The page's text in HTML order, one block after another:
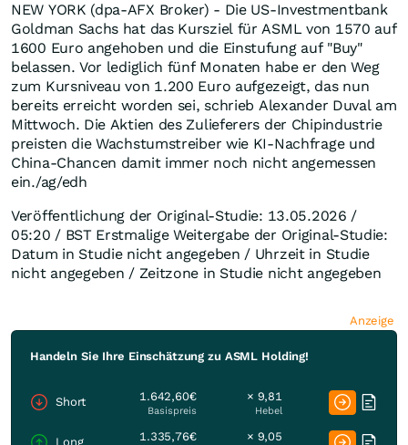
NEW YORK (dpa-AFX Broker) - Die US-Investmentbank
Goldman Sachs hat das Kursziel für ASML von 1570 auf
1600 Euro angehoben und die Einstufung auf "Buy"
belassen. Vor lediglich fünf Monaten habe er den Weg
zum Kursniveau von 1.200 Euro aufgezeigt, das nun
bereits erreicht worden sei, schrieb Alexander Duval am
Mittwoch. Die Aktien des Zulieferers der Chipindustrie
preisten die Wachstumstreiber wie KI-Nachfrage und
China-Chancen damit immer noch nicht angemessen
ein./ag/edh
Veröffentlichung der Original-Studie: 13.05.2026 /
05:20 / BST Erstmalige Weitergabe der Original-Studie:
Datum in Studie nicht angegeben / Uhrzeit in Studie
nicht angegeben / Zeitzone in Studie nicht angegeben
Anzeige
Handeln Sie Ihre Einschätzung zu ASML Holding!
Short 1.642,60€
Basispreis
× 9,81
Hebel
Long 1.335,76€ × 9,05